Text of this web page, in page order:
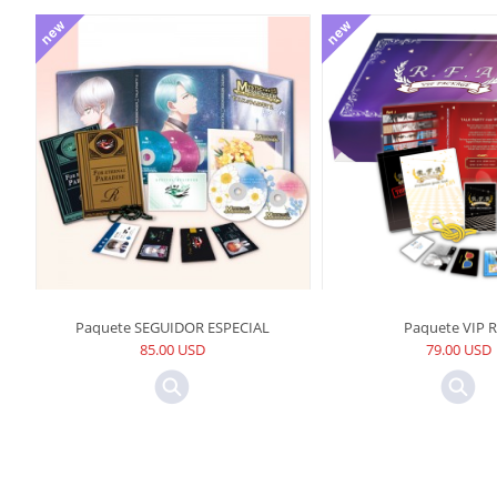
Paquete SEGUIDOR ESPECIAL
85.00 USD
Paquete VIP
79.00 USD